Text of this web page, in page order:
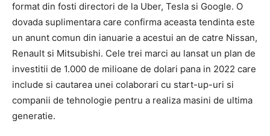
format din fosti directori de la Uber, Tesla si Google. O
dovada suplimentara care confirma aceasta tendinta este
un anunt comun din ianuarie a acestui an de catre Nissan,
Renault si Mitsubishi. Cele trei marci au lansat un plan de
investitii de 1.000 de milioane de dolari pana in 2022 care
include si cautarea unei colaborari cu start-up-uri si
companii de tehnologie pentru a realiza masini de ultima
generatie.